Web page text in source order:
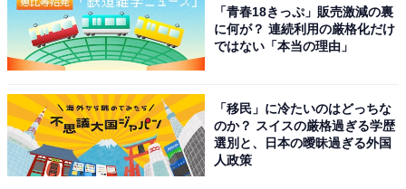
「青春18きっぷ」販売激減の裏
に何が？ 連続利用の厳格化だけ
ではない「本当の理由」
「移民」に冷たいのはどっちな
のか？ スイスの厳格過ぎる学歴
選別と、日本の曖昧過ぎる外国
人政策